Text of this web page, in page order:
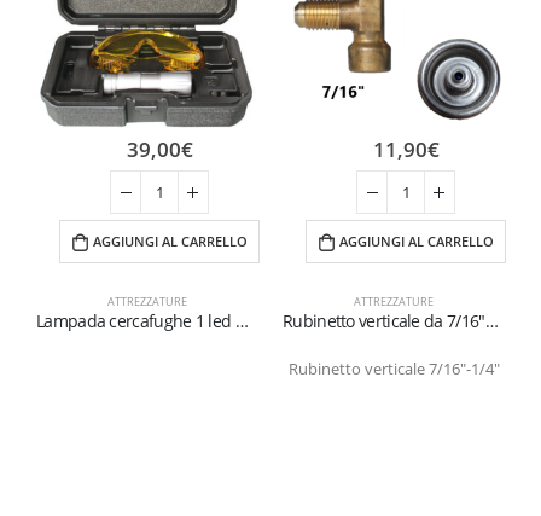
ATTREZZATURE
Lampada cercafughe 1 led UV alta intensità
39,00€
AGGIUNGI AL CARRELLO
ATTREZZATURE
Rubinetto verticale da 7/16″SAE Femmina per 1/4″SAE Maschio
Rubinetto verticale 7/16″-1/4″
11,90€
AGGIUNGI AL CARRELLO